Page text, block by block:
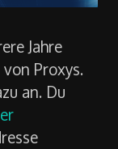
Jahre
Proxys.
an. Du